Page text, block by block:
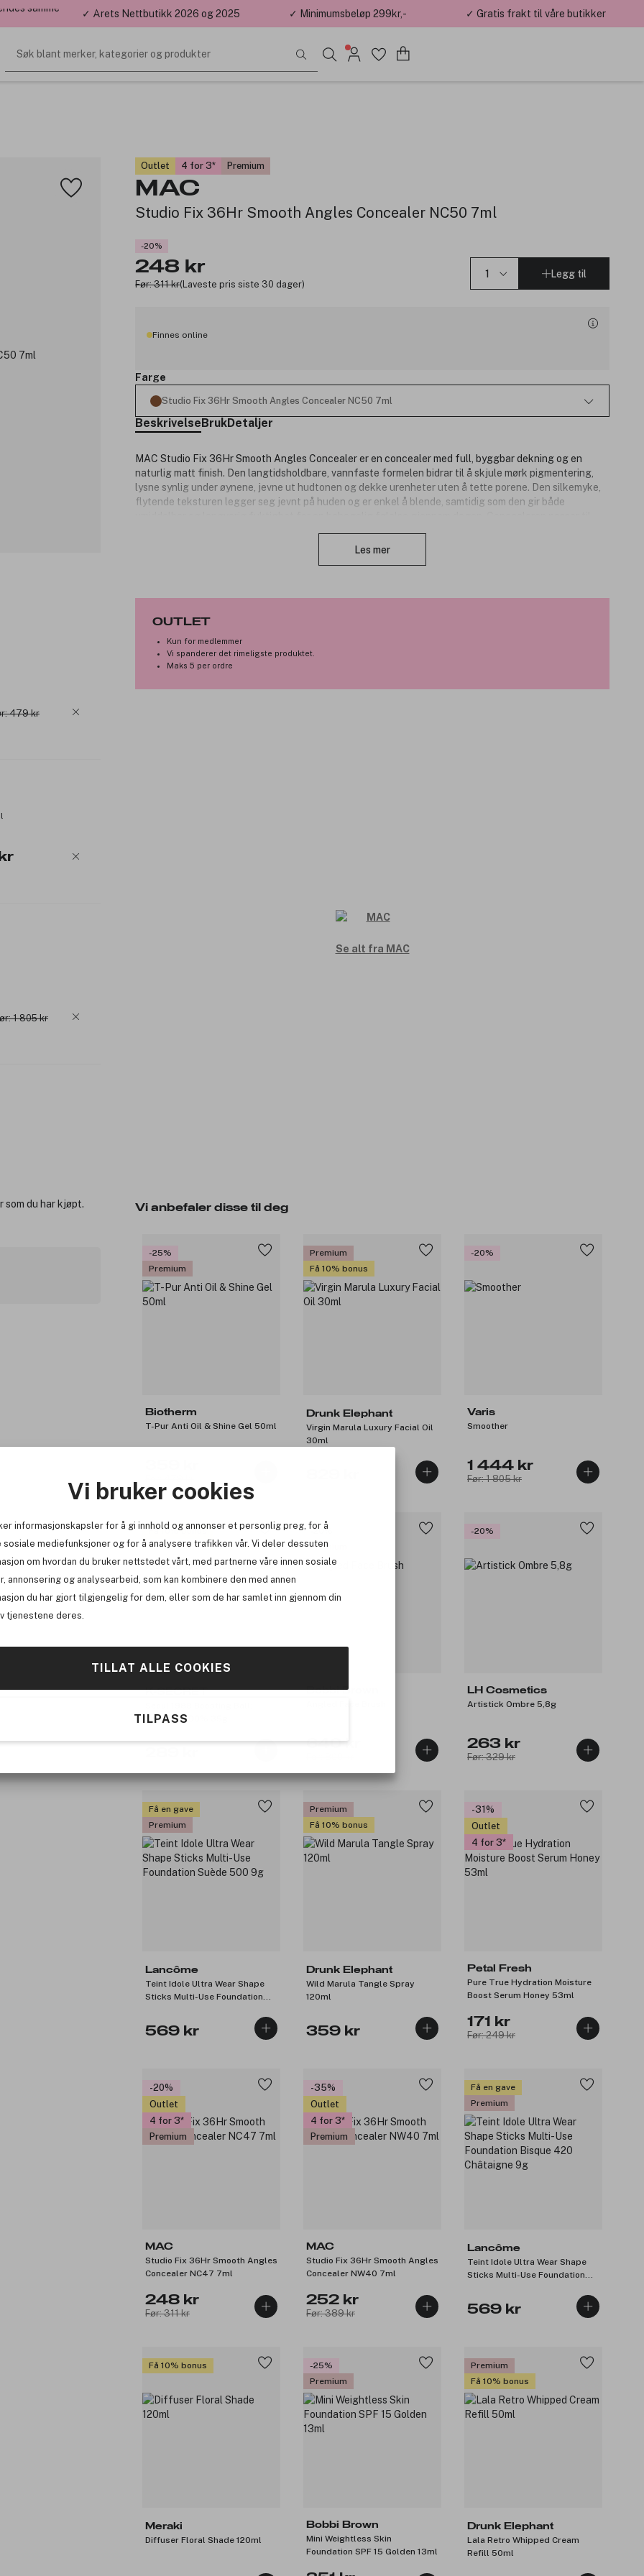
Vi bruker cookies
informasjonskapsler for å gi innhold og annonser et personlig preg, for å
sosiale mediefunksjoner og for å analysere trafikken vår. Vi deler dessuten
om hvordan du bruker nettstedet vårt, med partnerne våre innen sosiale
annonsering og analysearbeid, som kan kombinere den med annen
du har gjort tilgjengelig for dem, eller som de har samlet inn gjennom din
tjenestene deres.
TILLAT ALLE COOKIES
TILPASS
samme ✓ Årets Nettbutikk 2026 og 2025 ✓ Minimumsbeløp 299kr,- ✓ Gratis frakt til våre butikker
Søk blant merker, kategorier og produkter
Outlet 4 for 3 Premium
MAC
Studio Fix 36Hr Smooth Angles Concealer NC50 7ml
-20%
248 kr
Før: 311 kr(Laveste pris siste 30 dager)
Legg til
Finnes online
Farge
Studio Fix 36Hr Smooth Angles Concealer NC50 7ml
Beskrivelse BrukDetaljer
MAC Studio Fix 36Hr Smooth Angles Concealer er en concealer med full, byggbar dekning og en
naturlig matt finish. Den langtidsholdbare, vannfaste formelen bidrar til å skjule mørk pigmentering,
lysne synlig under øynene, jevne ut hudtonen og dekke urenheter uten å tette porene. Den silkemyke,
flytende teksturen legger seg jevnt på huden og er enkel å blende, samtidig som den gir både
alle hudtyper og er utviklet for å holde seg jevn uten å legge seg i linjer, klumpe seg eller falme.
Les mer
OUTLET
Kun for medlemmer
Vi spanderer det rimeligste produktet.
Maks 5 per ordre
479 kr
1 805 kr
Se alt fra MAC
Vi anbefaler disse til deg
-25%
Premium
Biotherm
T-Pur Anti Oil & Shine Gel 50ml
Premium
Få 10% bonus
Drunk Elephant
Virgin Marula Luxury Facial Oil
30ml
-20%
Varis
Smoother
1 444 kr
Før: 1 805 kr
Få 10% bonus
K-SECRET
Collagen 100% 35g
-20%
Premium
Bobbi Brown
640 kr
-20%
LH Cosmetics
Artistick Ombre 5,8g
263 kr
Før: 329 kr
Få en gave
Premium
Lancôme
Teint Idole Ultra Wear Shape
Sticks Multi-Use Foundation
569 kr
Premium
Få 10% bonus
Drunk Elephant
Wild Marula Tangle Spray
120ml
359 kr
-31%
Outlet
4 for 3
Petal Fresh
Pure True Hydration Moisture
Boost Serum Honey 53ml
171 kr
Før: 249 kr
-20%
Outlet
4 for 3
Premium
MAC
Studio Fix 36Hr Smooth Angles
Concealer NC47 7ml
248 kr
Før: 311 kr
-35%
Outlet
4 for 3
Premium
MAC
Studio Fix 36Hr Smooth Angles
Concealer NW40 7ml
252 kr
Før: 389 kr
Få en gave
Premium
Lancôme
Teint Idole Ultra Wear Shape
Sticks Multi-Use Foundation
569 kr
Få 10% bonus
Meraki
Diffuser Floral Shade 120ml
-25%
Premium
Bobbi Brown
Mini Weightless Skin
Foundation SPF 15 Golden 13ml
Premium
Få 10% bonus
Drunk Elephant
Lala Retro Whipped Cream
Refill 50ml
du har kjøpt.